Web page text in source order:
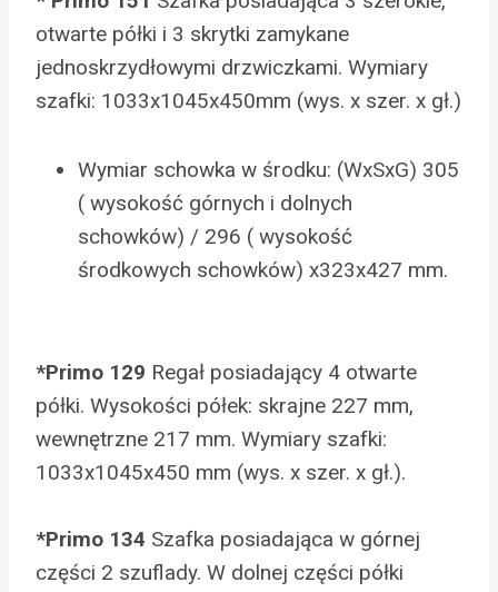
otwarte półki i 3 skrytki zamykane
jednoskrzydłowymi drzwiczkami. Wymiary
szafki: 1033x1045x450mm (wys. x szer. x gł.)
Wymiar schowka w środku: (WxSxG) 305
( wysokość górnych i dolnych
schowków) / 296 ( wysokość
środkowych schowków) x323x427 mm.
*Primo 129 Regał posiadający 4 otwarte
półki. Wysokości półek: skrajne 227 mm,
wewnętrzne 217 mm. Wymiary szafki:
1033x1045x450 mm (wys. x szer. x gł.).
*Primo 134 Szafka posiadająca w górnej
części 2 szuflady. W dolnej części półki